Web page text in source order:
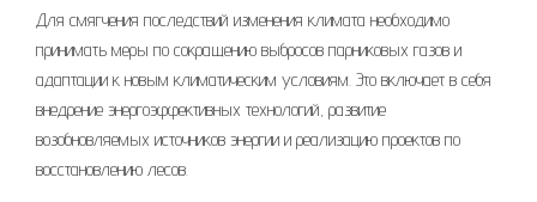
Для смягчения последствий изменения климата необходимо
принимать меры по сокращению выбросов парниковых газов и
адаптации к новым климатическим условиям. Это включает в себя
внедрение энергоэффективных технологий, развитие
возобновляемых источников энергии и реализацию проектов по
восстановлению лесов.